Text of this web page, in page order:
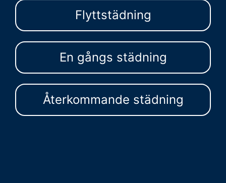
Flyttstädning
En gångs städning
Återkommande städning